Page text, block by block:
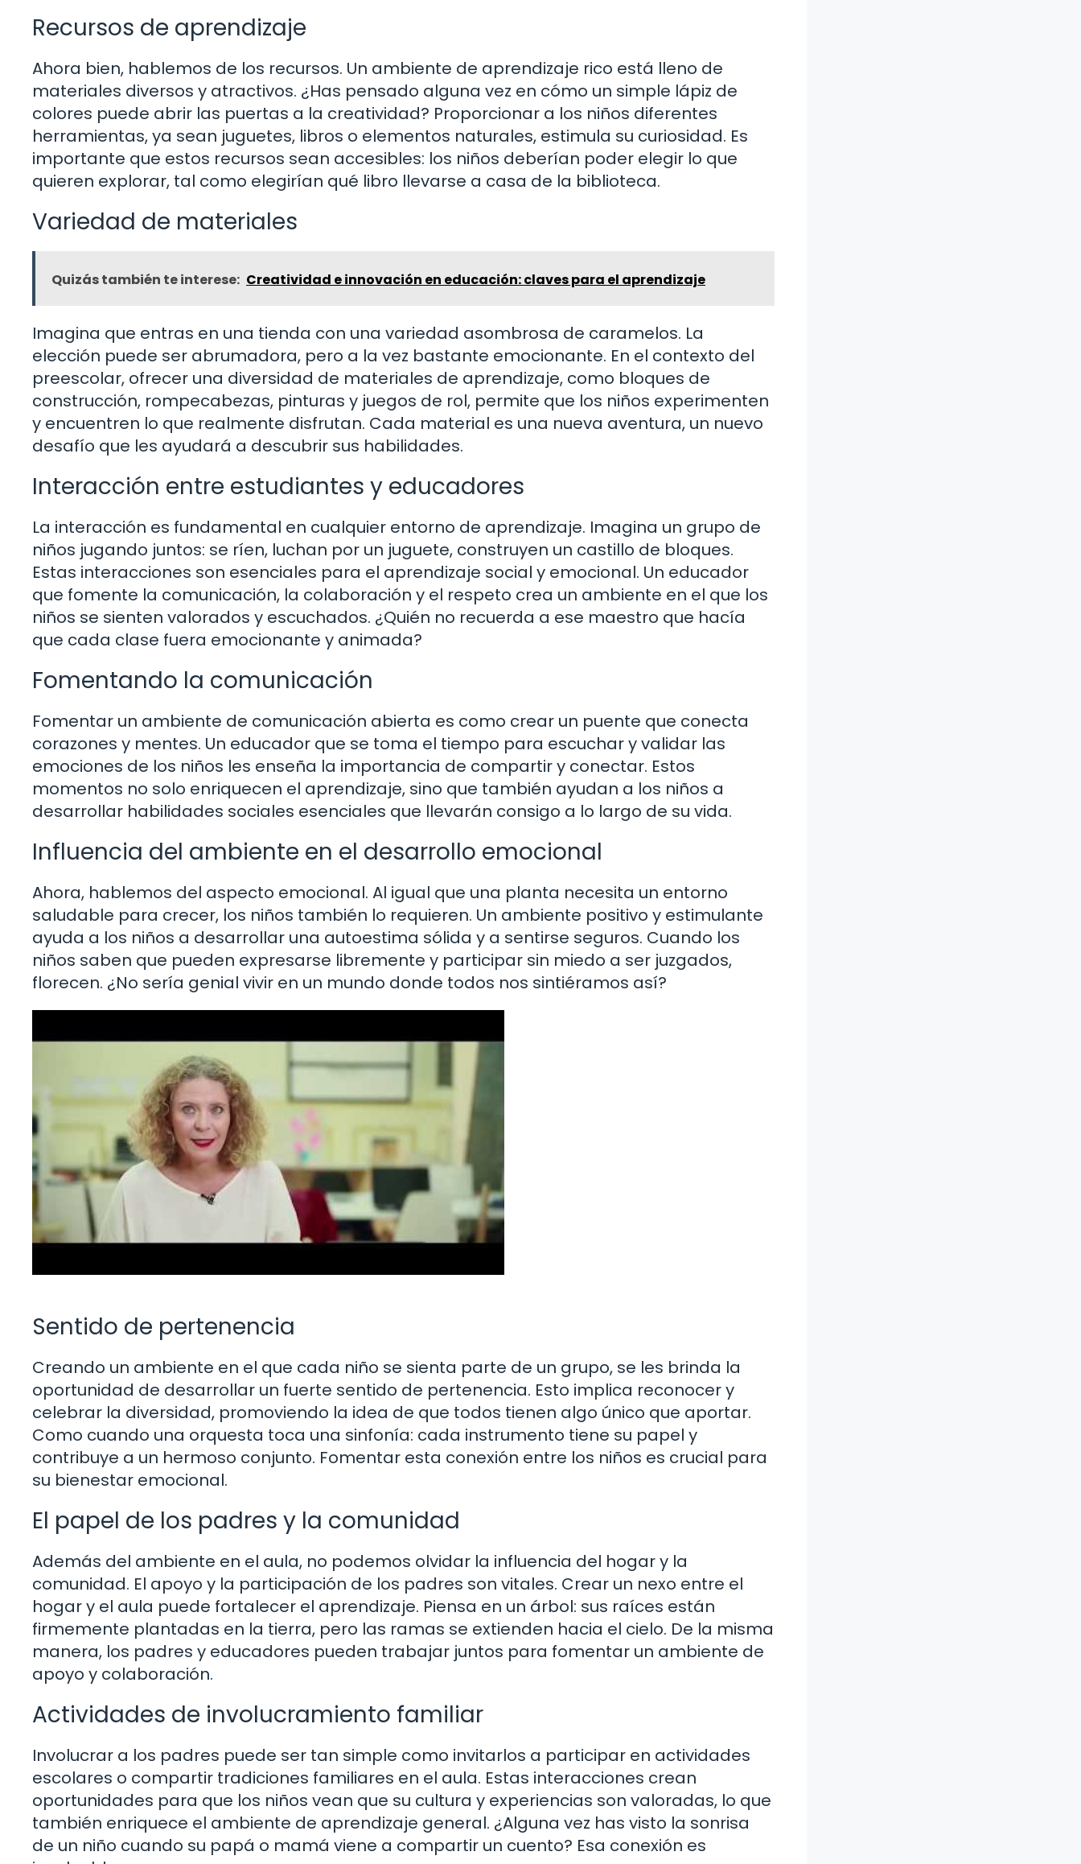
Recursos de aprendizaje
Ahora bien, hablemos de los recursos. Un ambiente de aprendizaje rico está lleno de
materiales diversos y atractivos. ¿Has pensado alguna vez en cómo un simple lápiz de
colores puede abrir las puertas a la creatividad? Proporcionar a los niños diferentes
herramientas, ya sean juguetes, libros o elementos naturales, estimula su curiosidad. Es
importante que estos recursos sean accesibles: los niños deberían poder elegir lo que
quieren explorar, tal como elegirían qué libro llevarse a casa de la biblioteca.
Variedad de materiales
Quizás también te interese: Creatividad e innovación en educación: claves para el aprendizaje
Imagina que entras en una tienda con una variedad asombrosa de caramelos. La
elección puede ser abrumadora, pero a la vez bastante emocionante. En el contexto del
preescolar, ofrecer una diversidad de materiales de aprendizaje, como bloques de
construcción, rompecabezas, pinturas y juegos de rol, permite que los niños experimenten
y encuentren lo que realmente disfrutan. Cada material es una nueva aventura, un nuevo
desafío que les ayudará a descubrir sus habilidades.
Interacción entre estudiantes y educadores
La interacción es fundamental en cualquier entorno de aprendizaje. Imagina un grupo de
niños jugando juntos: se ríen, luchan por un juguete, construyen un castillo de bloques.
Estas interacciones son esenciales para el aprendizaje social y emocional. Un educador
que fomente la comunicación, la colaboración y el respeto crea un ambiente en el que los
niños se sienten valorados y escuchados. ¿Quién no recuerda a ese maestro que hacía
que cada clase fuera emocionante y animada?
Fomentando la comunicación
Fomentar un ambiente de comunicación abierta es como crear un puente que conecta
corazones y mentes. Un educador que se toma el tiempo para escuchar y validar las
emociones de los niños les enseña la importancia de compartir y conectar. Estos
momentos no solo enriquecen el aprendizaje, sino que también ayudan a los niños a
desarrollar habilidades sociales esenciales que llevarán consigo a lo largo de su vida.
Influencia del ambiente en el desarrollo emocional
Ahora, hablemos del aspecto emocional. Al igual que una planta necesita un entorno
saludable para crecer, los niños también lo requieren. Un ambiente positivo y estimulante
ayuda a los niños a desarrollar una autoestima sólida y a sentirse seguros. Cuando los
niños saben que pueden expresarse libremente y participar sin miedo a ser juzgados,
florecen. ¿No sería genial vivir en un mundo donde todos nos sintiéramos así?
Sentido de pertenencia
Creando un ambiente en el que cada niño se sienta parte de un grupo, se les brinda la
oportunidad de desarrollar un fuerte sentido de pertenencia. Esto implica reconocer y
celebrar la diversidad, promoviendo la idea de que todos tienen algo único que aportar.
Como cuando una orquesta toca una sinfonía: cada instrumento tiene su papel y
contribuye a un hermoso conjunto. Fomentar esta conexión entre los niños es crucial para
su bienestar emocional.
El papel de los padres y la comunidad
Además del ambiente en el aula, no podemos olvidar la influencia del hogar y la
comunidad. El apoyo y la participación de los padres son vitales. Crear un nexo entre el
hogar y el aula puede fortalecer el aprendizaje. Piensa en un árbol: sus raíces están
firmemente plantadas en la tierra, pero las ramas se extienden hacia el cielo. De la misma
manera, los padres y educadores pueden trabajar juntos para fomentar un ambiente de
apoyo y colaboración.
Actividades de involucramiento familiar
Involucrar a los padres puede ser tan simple como invitarlos a participar en actividades
escolares o compartir tradiciones familiares en el aula. Estas interacciones crean
oportunidades para que los niños vean que su cultura y experiencias son valoradas, lo que
también enriquece el ambiente de aprendizaje general. ¿Alguna vez has visto la sonrisa
de un niño cuando su papá o mamá viene a compartir un cuento? Esa conexión es